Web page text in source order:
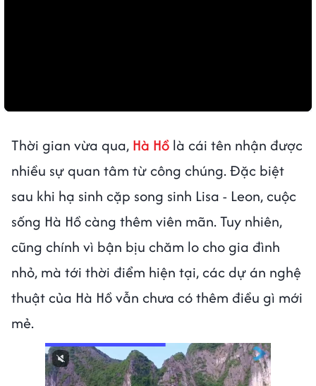
Thời gian vừa qua, Hà Hồ là cái tên nhận được
nhiều sự quan tâm từ công chúng. Đặc biệt
sau khi hạ sinh cặp song sinh Lisa - Leon, cuộc
sống Hà Hồ càng thêm viên mãn. Tuy nhiên,
cũng chính vì bận bịu chăm lo cho gia đình
nhỏ, mà tới thời điểm hiện tại, các dự án nghệ
thuật của Hà Hồ vẫn chưa có thêm điều gì mới
mẻ.